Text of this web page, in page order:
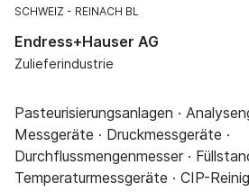
SCHWEIZ REINACH BL
Endress+Hauser AG
Zulieferindustrie
Pasteurisierungsanlagen ·
Messgeräte · Druckmessgeräte ·
Durchflussmengenmesser ·
Temperaturmessgeräte · CIP-